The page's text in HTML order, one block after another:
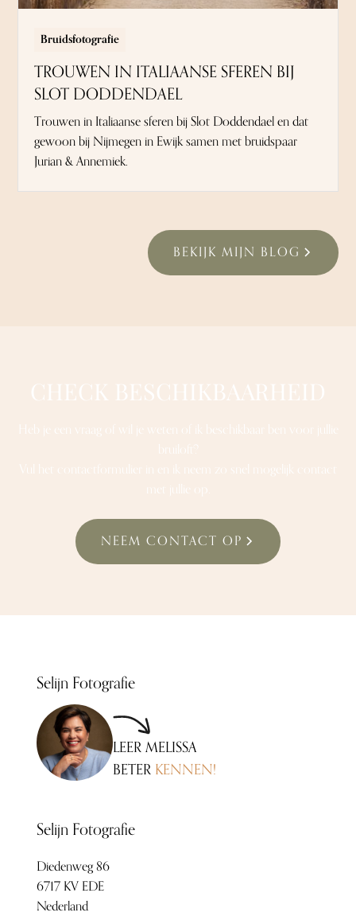
Bruidsfotografie
TROUWEN IN ITALIAANSE SFEREN BIJ
SLOT DODDENDAEL
Trouwen in Italiaanse sferen bij Slot Doddendael en dat
gewoon bij Nijmegen in Ewijk samen met bruidspaar
Jurian & Annemiek.
BEKIJK MIJN BLOG
CHECK BESCHIKBAARHEID
Heb je een vraag of wil je weten of ik beschikbaar ben voor jullie
bruiloft?
Vul het contactformulier in en ik neem zo snel mogelijk contact
met jullie op.
NEEM CONTACT OP
Selijn Fotografie
LEER MELISSA
BETER KENNEN!
Selijn Fotografie
Diedenweg 86
6717 KV EDE
Nederland